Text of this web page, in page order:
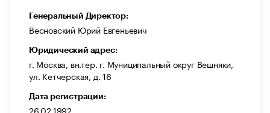
Генеральный Директор:
Весновский Юрий Евгеньевич
Юридический адрес:
г. Москва, вн.тер. г. Муниципальный округ Вешняки,
ул. Кетчерская, д. 16
Дата регистрации:
26.02.1992